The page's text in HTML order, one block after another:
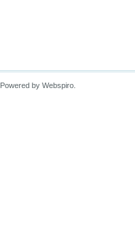
Powered by Webspiro.